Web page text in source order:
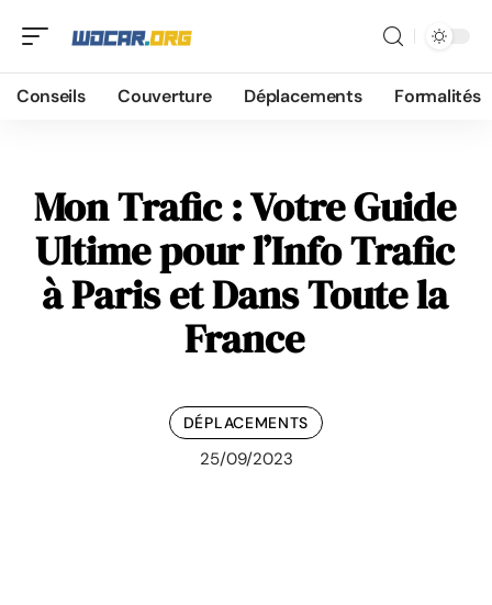
Conseils Couverture Déplacements Formalités
Mon Trafic : Votre Guide
Ultime pour l’Info Trafic
à Paris et Dans Toute la
France
DÉPLACEMENTS
25/09/2023